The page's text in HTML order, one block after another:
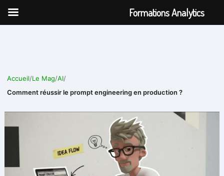
Aller
Accueil/Le Mag/AI/
Comment réussir le prompt engineering en production ?
Formations Analytics